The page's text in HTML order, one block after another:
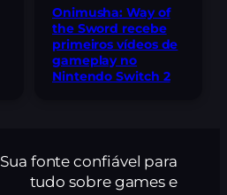
Onimusha: Way of
the Sword recebe
primeiros vídeos de
gameplay no
Nintendo Switch 2
Sua fonte confiável para
tudo sobre games e